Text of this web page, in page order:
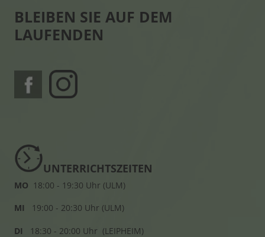
BLEIBEN SIE AUF DEM
LAUFENDEN
UNTERRICHTSZEITEN
MO 18:00 - 19:30 Uhr (ULM)
MI 19:00 - 20:30 Uhr (ULM)
DI 18:30 - 20:00 Uhr (LEIPHEIM)